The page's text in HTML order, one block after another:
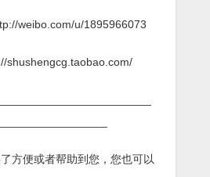
weibo.com/u/1895966073
shushengcg.taobao.com/
方便或者帮助到您，您也可以